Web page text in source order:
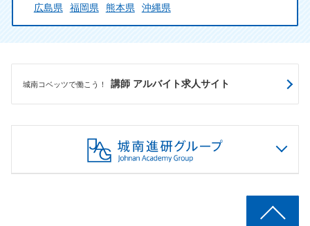
広島県
福岡県 熊本県 沖縄県
城南コベッツで働こう！ 講師 アルバイト求人サイト